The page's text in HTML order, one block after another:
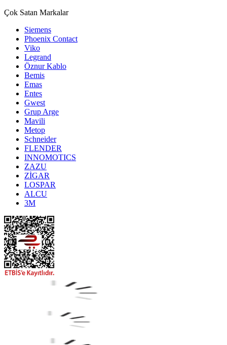
Çok Satan Markalar
Siemens
Phoenix Contact
Viko
Legrand
Öznur Kablo
Bemis
Emas
Entes
Gwest
Grup Arge
Mavili
Metop
Schneider
FLENDER
INNOMOTICS
ZAZU
ZİGAR
LOSPAR
ALCU
3M